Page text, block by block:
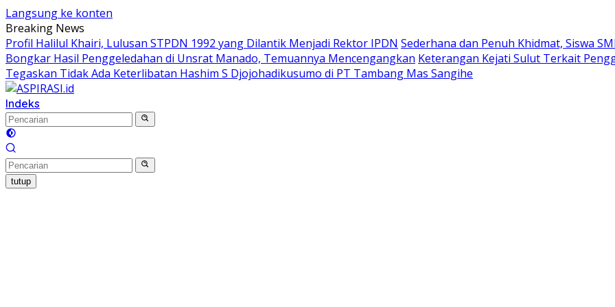
Langsung ke konten
Breaking News
Profil Halilul Khairi, Lulusan STPDN 1992 yang Dilantik Menjadi Rektor IPDN Sederhana dan Penuh Khidmat, Siswa
Bongkar Hasil Penggeledahan di Unsrat Manado, Temuannya Mencengangkan Keterangan Kejati Sulut Terkait
Tegaskan Tidak Ada Keterlibatan Hashim S Djojohadikusumo di PT Tambang Mas Sangihe
Indeks
tutup